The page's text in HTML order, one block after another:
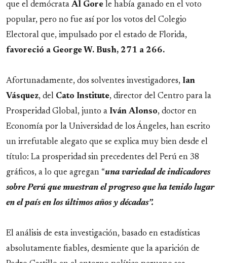
que el demócrata Al Gore le había ganado en el voto
popular, pero no fue así por los votos del Colegio
Electoral que, impulsado por el estado de Florida,
favoreció a George W. Bush, 271 a 266.
Afortunadamente, dos solventes investigadores, Ian
Vásquez, del Cato Institute, director del Centro para la
Prosperidad Global, junto a Iván Alonso, doctor en
Economía por la Universidad de los Ángeles, han escrito
un irrefutable alegato que se explica muy bien desde el
título: La prosperidad sin precedentes del Perú en 38
gráficos, a lo que agregan “una variedad de indicadores
sobre Perú que muestran el progreso que ha tenido lugar
en el país en los últimos años y décadas”.
El análisis de esta investigación, basado en estadísticas
absolutamente fiables, desmiente que la aparición de